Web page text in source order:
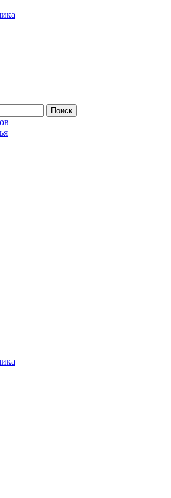
Поиск